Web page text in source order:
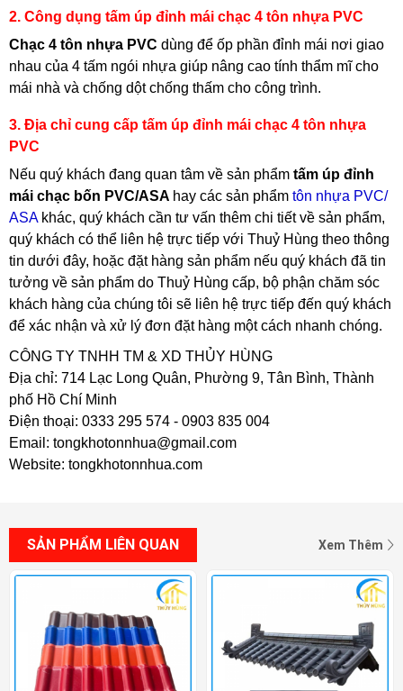
2. Công dụng tấm úp đỉnh mái chạc 4 tôn nhựa PVC
Chạc 4 tôn nhựa PVC dùng để ốp phần đỉnh mái nơi giao
nhau của 4 tấm ngói nhựa giúp nâng cao tính thẩm mĩ cho
mái nhà và chống dột chống thấm cho công trình.
3. Địa chỉ cung cấp tấm úp đỉnh mái chạc 4 tôn nhựa
PVC
Nếu quý khách đang quan tâm về sản phẩm tấm úp đỉnh
mái chạc bốn PVC/ASA hay các sản phẩm tôn nhựa PVC/
ASAkhác, quý khách cần tư vấn thêm chi tiết về sản phẩm,
quý khách có thể liên hệ trực tiếp với Thuỷ Hùng theo thông
tin dưới đây, hoặc đặt hàng sản phẩm nếu quý khách đã tin
tưởng về sản phẩm do Thuỷ Hùng cấp, bộ phận chăm sóc
khách hàng của chúng tôi sẽ liên hệ trực tiếp đến quý khách
để xác nhận và xử lý đơn đặt hàng một cách nhanh chóng.
CÔNG TY TNHH TM & XD THỦY HÙNG
Địa chỉ: 714 Lạc Long Quân, Phường 9, Tân Bình, Thành
phố Hồ Chí Minh
Điện thoại: 0333 295 574 - 0903 835 004
Email: tongkhotonnhua@gmail.com
Website: tongkhotonnhua.com
SẢN PHẨM LIÊN QUAN Xem Thêm